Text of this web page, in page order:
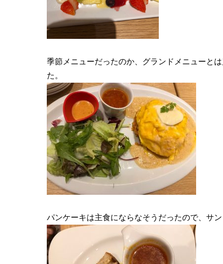
季節メニューだったのか、グランドメニューと
た。
パンケーキは主食にならなそうだったので、サ